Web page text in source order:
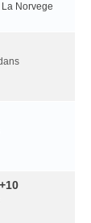
La Norvege